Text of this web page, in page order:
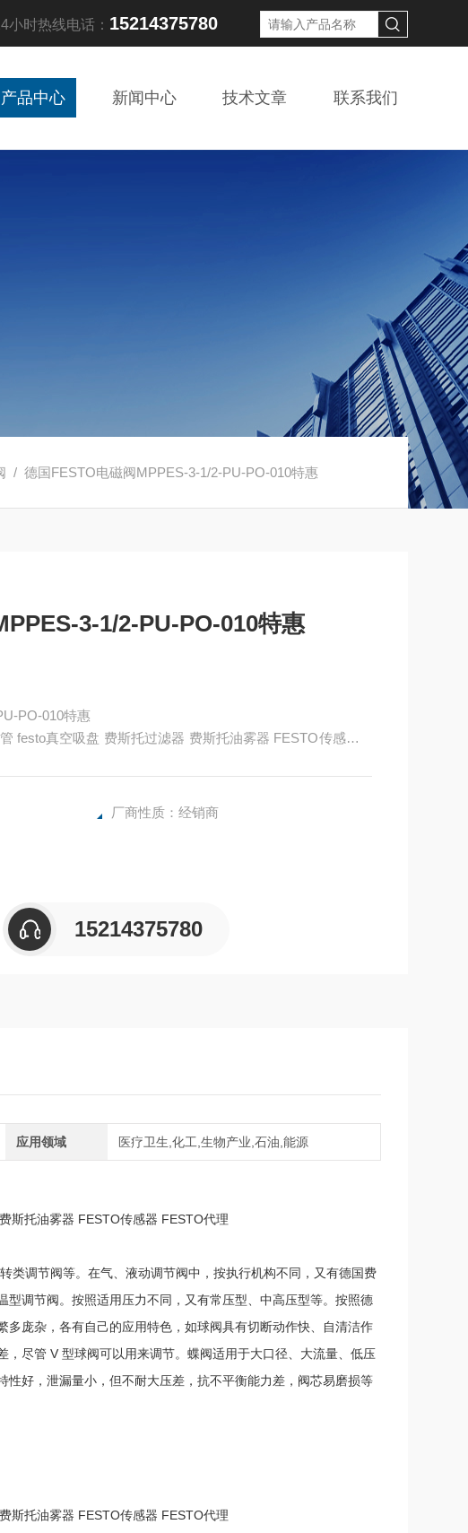
小时热线电话： 15214375780
产品中心 新闻中心 技术文章 联系我们
/ 德国FESTO电磁阀MPPES-3-1/2-PU-PO-010特惠
3-1/2-PU-PO-010特惠
PO-010特惠
festo真空吸盘 费斯托过滤器 费斯托油雾器 FESTO传感器 F
厂商性质：经销商
15214375780
应用领域 医疗卫生,化工,生物产业,石油,能源
斯托油雾器 FESTO传感器 FESTO代理
调节阀等。在气、液动调节阀中，按执行机构不同，又有德国费
调节阀。按照适用压力不同，又有常压型、中高压型等。按照德
庞杂，各有自己的应用特色，如球阀具有切断动作快、自清洁作
尽管 V 型球阀可以用来调节。蝶阀适用于大口径、大流量、低压
好，泄漏量小，但不耐大压差，抗不平衡能力差，阀芯易磨损等
斯托油雾器 FESTO传感器 FESTO代理